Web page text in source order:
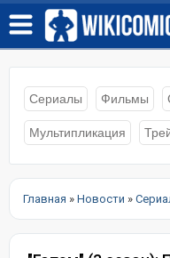
Сериалы Фильмы
Мультипликация
Главная » Новости »